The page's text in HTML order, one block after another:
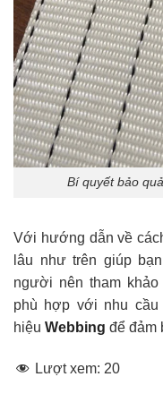
Bí quyết bảo
Với hướng dẫn về
lâu như trên giúp
người nên tham
phù hợp với nhu
hiệu Webbing để đảm
Lượt xem: 20